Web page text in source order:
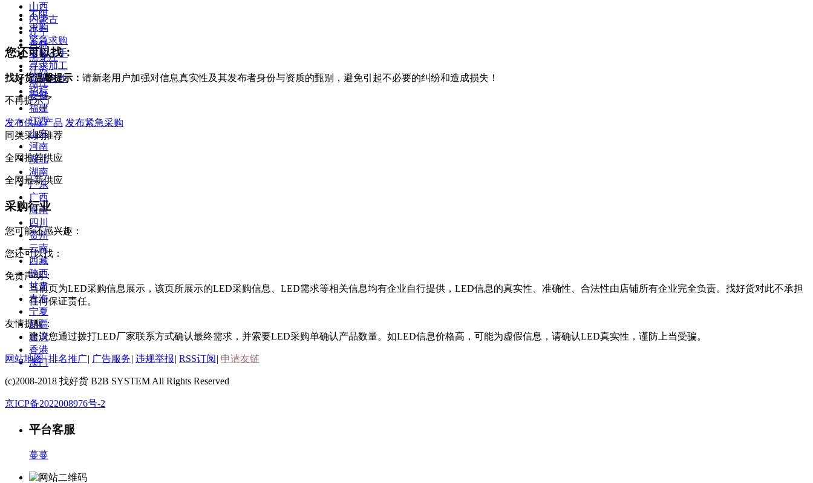
山西
内蒙古
辽宁
吉林
黑龙江
江苏
浙江
安徽
福建
江西
山东
河南
湖北
湖南
广东
广西
海南
四川
贵州
云南
西藏
陕西
甘肃
青海
宁夏
新疆
台湾
香港
澳门
不限
求购
紧急求购
求购二手
寻求加工
寻求合作
招标
您还可以找：
找好货温馨提示： 请新老用户加强对信息真实性及其发布者身份与资质的甄别，避免引起不必要的纠纷和造成损失！
不再提示了
发布供应产品 发布紧急采购
同类采购推荐
全网推荐供应
全网最新供应
采购行业
您可能还感兴趣：
您还可以找：
免责声明：
当前页为LED采购信息展示，该页所展示的LED采购信息、LED需求等相关信息均有企业自行提供，LED信息的真实性、准确性、合法性由店铺所有企业完全负责。找好货对此不承担
任何保证责任。
友情提醒：
建议您通过拨打LED厂家联系方式确认最终需求，并索要LED采购单确认产品数量。如LED信息价格高，可能为虚假信息，请确认LED真实性，谨防上当受骗。
网站地图| 排名推广| 广告服务| 违规举报| RSS订阅 | 申请友链
(c)2008-2018 找好货 B2B SYSTEM All Rights Reserved
京ICP备2022008976号-2
平台客服
蔓蔓